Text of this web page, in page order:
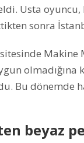
Usta
sonra
Bu dönemde
beyaz